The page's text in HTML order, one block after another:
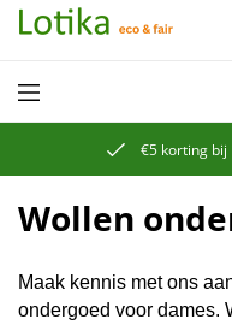
€5 korting bij
Wollen
Maak kennis met ons
ondergoed voor dames.